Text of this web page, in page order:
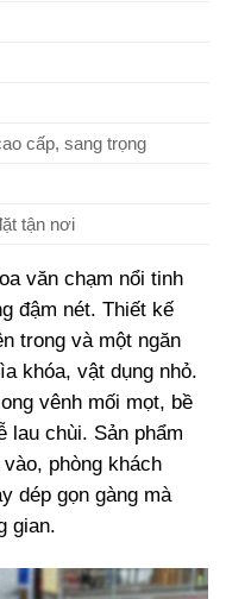
cấp, sang trọng
tận nơi
văn chạm nổi tinh
đậm nét. Thiết kế
trong và một ngăn
khóa, vật dụng nhỏ.
vênh mối mọt, bề
lau chùi. Sản phẩm
phòng khách
dép gọn gàng mà
gian.